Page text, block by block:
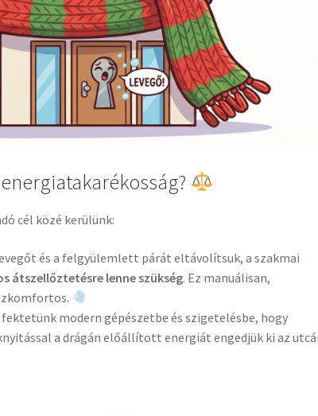
cél közé kerülünk:
és a felgyülemlett párát eltávolítsuk, a szakmai
átszellőztetésre lenne szükség. Ez manuálisan,
modern gépészetbe és szigetelésbe, hogy
a drágán előállított energiát engedjük ki az